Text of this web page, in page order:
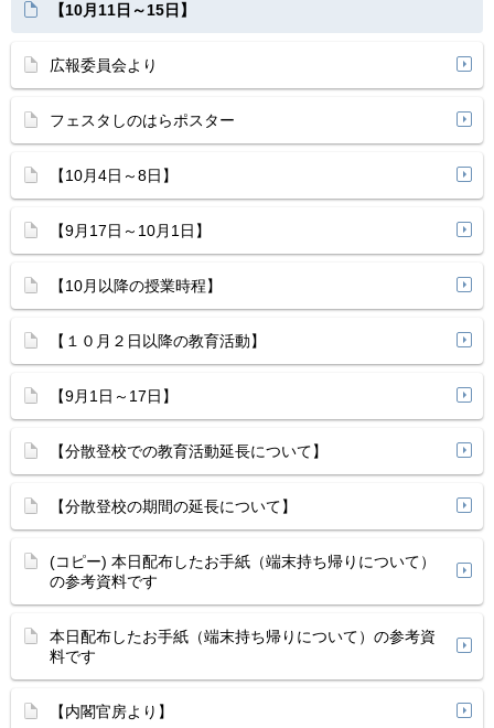
【10月11日～15日】
広報委員会より
フェスタしのはらポスター
【10月4日～8日】
【9月17日～10月1日】
【10月以降の授業時程】
【１０月２日以降の教育活動】
【9月1日～17日】
【分散登校での教育活動延長について】
【分散登校の期間の延長について】
(コピー) 本日配布したお手紙（端末持ち帰りについて）
の参考資料です
本日配布したお手紙（端末持ち帰りについて）の参考資
料です
【内閣官房より】